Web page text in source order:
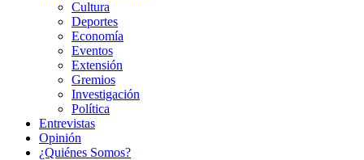
Cultura
Deportes
Economía
Eventos
Extensión
Gremios
Investigación
Política
Entrevistas
Opinión
¿Quiénes Somos?